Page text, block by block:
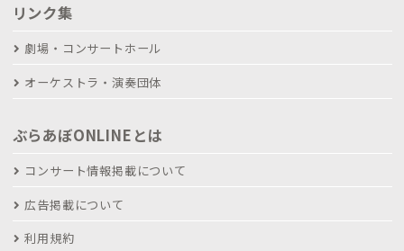
リンク集
劇場・コンサートホール
オーケストラ・演奏団体
ぶらあぼONLINEとは
コンサート情報掲載について
広告掲載について
利用規約